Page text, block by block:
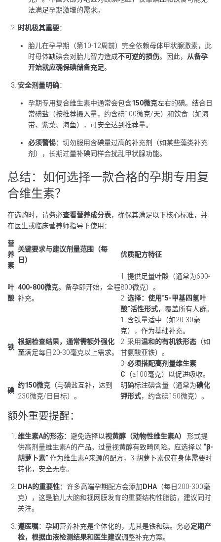
法满足孕期激增的需求。
时机极其重要：
胎儿在孕早期（第10-12周前）完全依赖母体甲状腺激素，此
时母体缺碘会对胎儿智力造成不可逆的损伤。因此， 从备孕
开始就应确保碘储备充足。
安全剂量明确：
孕期专用复合维生素中通常会包含150微克左右的碘。结合日
常碘盐（按推荐摄入量，约含碘100微克/天）和饮食（如海
带、紫菜、海鱼），可安全达到推荐量。
必须警惕：切勿服用含碘量过高的补充剂（如某些藻类补充
剂），长期过量补碘同样会扰乱甲状腺功能。
总结：如何选择一款合格的孕期专用复
合维生素？
在选购时，请务必查看营养成分表，确保其满足以下核心标准，并
在医生或临床营养师指导下使用：
营
养
素
关键要求与建议剂量范围（每
日）
优质配方特征
叶
酸
400-800微克。备孕即开始，全程
补充。
1. 提供足量叶酸（通常为600-
800微克）。
2. 选择：使用“5-甲基四氢叶
酸”活性形式，覆盖所有人群。
铁
根据检查结果，通常需额外强化
至满足每日20-30毫克以上需求。
1. 含铁量适中（如20-30毫
克），作为基础补充。
2. 采用温和的有机铁形态 （如
甘氨酸亚铁）。
3. 必须搭配高剂量维生素
C （≥100毫克）以促进吸收。
碘
约150微克 （与碘盐互补，达到
230微克/日目标）。
明确标注碘含量（通常为碘化
钾形式，约含碘150微克）。
额外重要提醒：
维生素A的形态：避免选择以视黄醇（动物性维生素A）
形式提
供高剂量维生素A的产品。过量视黄醇有致畸风险。应选择以 “β-
胡萝卜素” 作为维生素A来源的配方，β-胡萝卜素仅在身体需要时
转化，安全无虞。
DHA的重要性：许多高端孕期配方会添加 DHA（每日200-300毫
克），这是胎儿大脑和视网膜发育的重要结构性脂肪，建议同时
关注。
遵医嘱：孕期营养补充是个体化的，尤其是铁和碘。务必定期产
检，根据血液检测结果和医生建议调整补充方案。